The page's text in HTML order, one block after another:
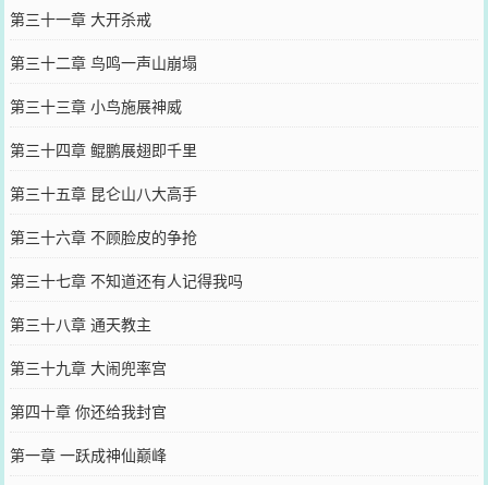
第三十一章 大开杀戒
第三十二章 鸟鸣一声山崩塌
第三十三章 小鸟施展神威
第三十四章 鲲鹏展翅即千里
第三十五章 昆仑山八大高手
第三十六章 不顾脸皮的争抢
第三十七章 不知道还有人记得我吗
第三十八章 通天教主
第三十九章 大闹兜率宫
第四十章 你还给我封官
第一章 一跃成神仙巅峰